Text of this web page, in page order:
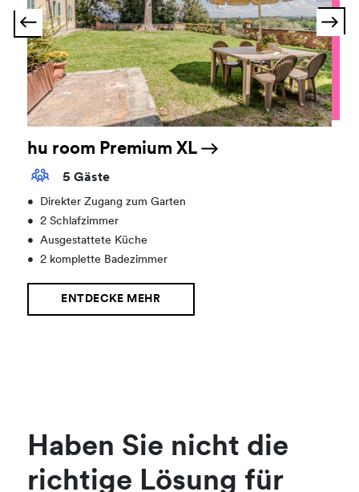
hu room Premium XL
5 Gäste
•
Direkter Zugang zum Garten
•
2 Schlafzimmer
•
Ausgestattete Küche
•
2 komplette Badezimmer
ENTDECKE MEHR
Haben Sie nicht die
richtige Lösung für